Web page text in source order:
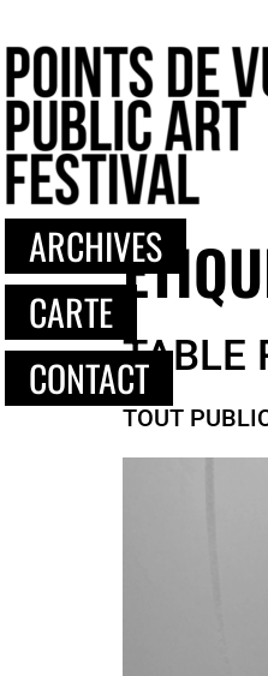
ARCHIVES
CARTE
CONTACTTABLE
TOUT